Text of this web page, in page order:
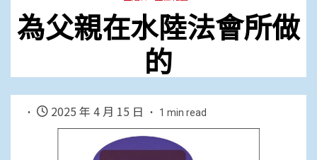
為父親在水陸法會所做
的
2025 年 4 月 15 日 1 min read